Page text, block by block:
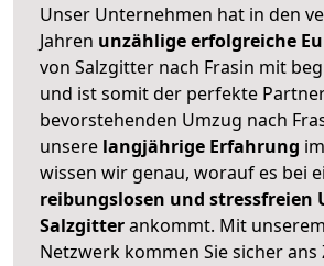
Unser Unternehmen hat in den
Jahren unzählige erfolgreiche
von Salzgitter nach Frasin mit
und ist somit der perfekte
bevorstehenden Umzug nach
unsere langjährige Erfahrung
wissen wir genau, worauf es bei
reibungslosen und stressfreien
Salzgitterankommt. Mit
Netzwerk kommen Sie sicher ans